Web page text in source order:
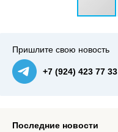
Пришлите свою новость
+7 (924) 423 77 33
Последние новости